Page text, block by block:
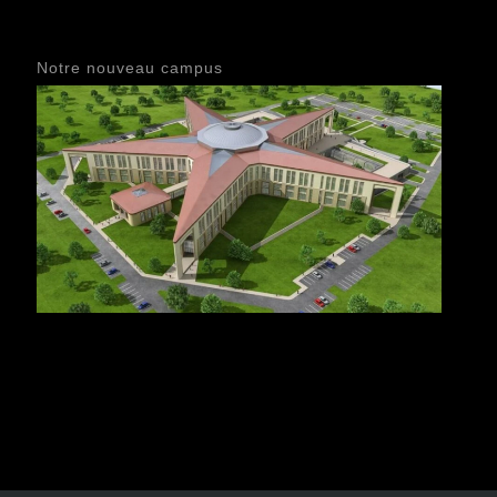
Notre nouveau campus